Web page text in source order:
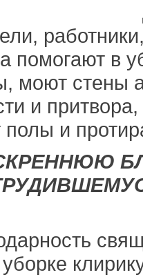
помогают в
моют стены
и
полы и